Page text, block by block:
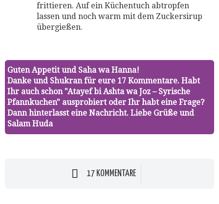
frittieren. Auf ein Küchentuch abtropfen
lassen und noch warm mit dem Zuckersirup
übergießen.
Guten Appetit und Saha wa Hanna!
Danke und Shukran für eure 17 Kommentare. Habt
Ihr auch schon "Atayef bi Ashta wa Joz – Syrische
Pfannkuchen" ausprobiert oder Ihr habt eine Frage?
Dann hinterlasst eine Nachricht. Liebe Grüße und
Salam Huda
17 KOMMENTARE